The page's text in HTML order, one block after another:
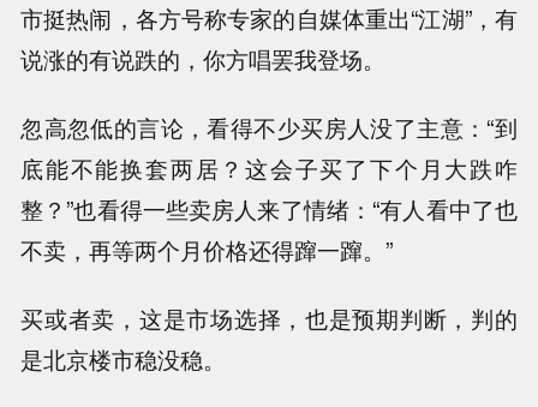
市挺热闹，各方号称专家的自媒体重出“江湖”，有
说涨的有说跌的，你方唱罢我登场。
忽高忽低的言论，看得不少买房人没了主意：“到
底能不能换套两居？这会子买了下个月大跌咋
整？”也看得一些卖房人来了情绪：“有人看中了也
不卖，再等两个月价格还得蹿一蹿。”
买或者卖，这是市场选择，也是预期判断，判的
是北京楼市稳没稳。